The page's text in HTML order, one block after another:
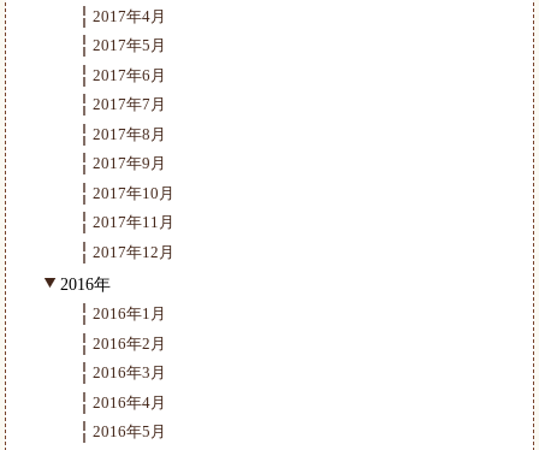
2017年4月
2017年5月
2017年6月
2017年7月
2017年8月
2017年9月
2017年10月
2017年11月
2017年12月
2016年
2016年1月
2016年2月
2016年3月
2016年4月
2016年5月